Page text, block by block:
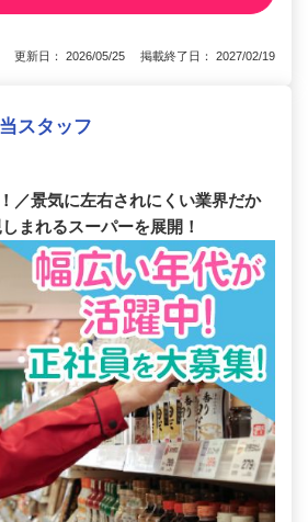
更新日： 2026/05/25 掲載終了日： 2027/02/19
スタッフ
／景気に左右されにくい業界だか
まれるスーパーを展開！